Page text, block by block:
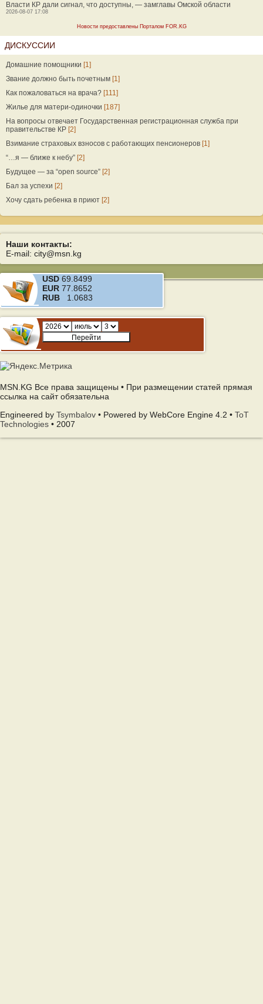
Власти КР дали сигнал, что доступны, — замглавы Омской области
2026-08-07 17:08
Новости предоставлены Порталом FOR.KG
ДИСКУССИИ
Домашние помощники [1]
Звание должно быть почетным [1]
Как пожаловаться на врача? [111]
Жилье для матери-одиночки [187]
На вопросы отвечает Государственная регистрационная служба при
правительстве КР [2]
Взимание страховых взносов с работающих пенсионеров [1]
“…я — ближе к небу” [2]
Будущее — за “open source” [2]
Бал за успехи [2]
Хочу сдать ребенка в приют [2]
Наши контакты:
E-mail: city@msn.kg
USD 69.8499
EUR 77.8652
RUB 1.0683
MSN.KG Все права защищены • При размещении статей прямая
ссылка на сайт обязательна
Engineered by Tsymbalov • Powered by WebCore Engine 4.2 • ToT
Technologies • 2007